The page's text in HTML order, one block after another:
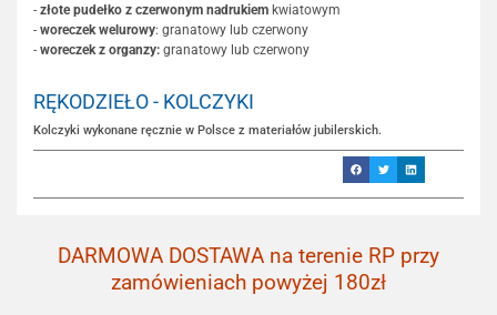
- złote pudełko z czerwonym nadrukiem kwiatowym
- woreczek welurowy: granatowy lub czerwony
- woreczek z organzy: granatowy lub czerwony
RĘKODZIEŁO - KOLCZYKI
Kolczyki wykonane ręcznie w Polsce z materiałów jubilerskich.
DARMOWA DOSTAWA na terenie RP przy
zamówieniach powyżej 180zł